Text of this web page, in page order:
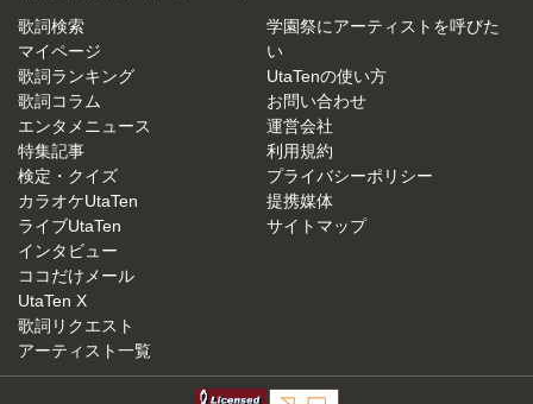
歌詞検索
マイページ
歌詞ランキング
歌詞コラム
エンタメニュース
特集記事
検定・クイズ
カラオケUtaTen
ライブUtaTen
インタビュー
ココだけメール
UtaTen X
歌詞リクエスト
アーティスト一覧
学園祭にアーティストを呼びた
い
UtaTenの使い方
お問い合わせ
運営会社
利用規約
プライバシーポリシー
提携媒体
サイトマップ